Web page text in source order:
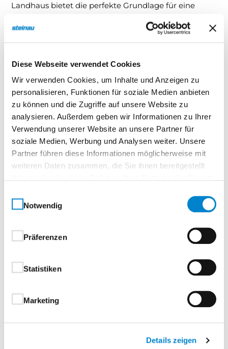
Diese Webseite verwendet Cookies
Wir verwenden Cookies, um Inhalte und Anzeigen zu
personalisieren, Funktionen für soziale Medien anbieten
zu können und die Zugriffe auf unsere Website zu
analysieren. Außerdem geben wir Informationen zu Ihrer
Verwendung unserer Website an unsere Partner für
soziale Medien, Werbung und Analysen weiter. Unsere
Partner führen diese Informationen möglicherweise mit
weiteren Daten zusammen, die Sie ihnen bereitgestellt
Notwendig
Präferenzen
Statistiken
Marketing
Details zeigen
Landhaus bietet die perfekte Grundlage für eine
und Wohnlichkeit vereint.
Vielfältige Modellvarianten – für individuelle
Gestaltungskonzepte
Klassischer Stil modern interpretiert – passend
für traditionelle und zeitgemäße Wohnräume
Harmonische Raumwirkung – durch
abgestimmte Komposition von Tür, Wand und
Einrichtung
Qualität und gestalterischer Raffinesse schaffen
Türblatt:mit runder Türkante, optional mit eckiger
Zubehör. Türblatt mit eingefräster Profilleiste
Zarge:mit runder Kante, optional mit eckiger Kante,